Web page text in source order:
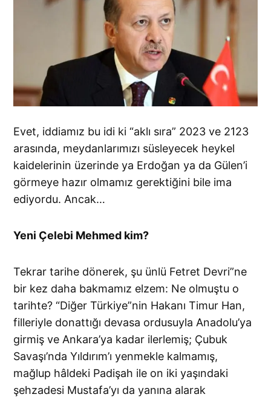
Evet, iddiamız bu idi ki “aklı sıra” 2023 ve 2123
arasında, meydanlarımızı süsleyecek heykel
kaidelerinin üzerinde ya Erdoğan ya da Gülen’i
görmeye hazır olmamız gerektiğini bile ima
ediyordu. Ancak…
Yeni Çelebi Mehmed kim?
Tekrar tarihe dönerek, şu ünlü Fetret Devri”ne
bir kez daha bakmamız elzem: Ne olmuştu o
tarihte? “Diğer Türkiye”nin Hakanı Timur Han,
filleriyle donattığı devasa ordusuyla Anadolu’ya
girmiş ve Ankara’ya kadar ilerlemiş; Çubuk
Savaşı’nda Yıldırım’ı yenmekle kalmamış,
mağlup hâldeki Padişah ile on iki yaşındaki
şehzadesi Mustafa’yı da yanına alarak